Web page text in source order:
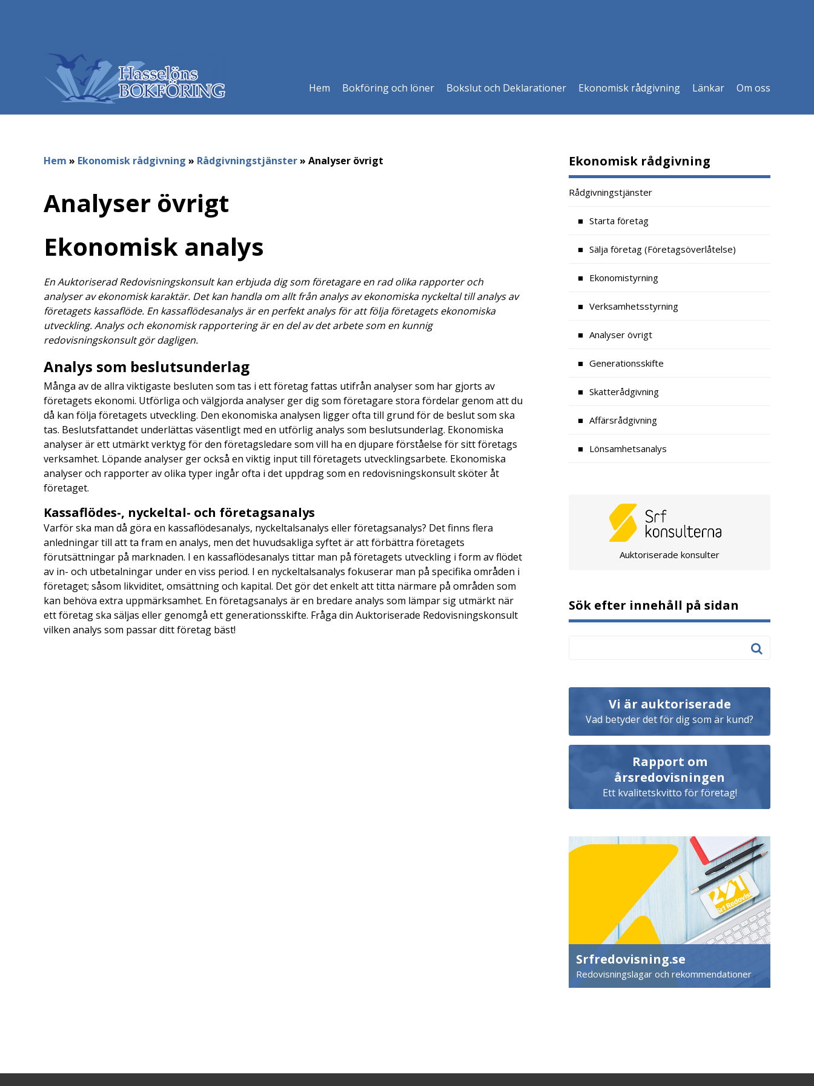
Hem Bokföring och löner Bokslut och Deklarationer Ekonomisk rådgivning Länkar Om oss
Hem » Ekonomisk rådgivning » Rådgivningstjänster» Analyser övrigt
Analyser övrigt
Ekonomisk analys
En Auktoriserad Redovisningskonsult kan erbjuda dig som företagare en rad olika rapporter och
analyser av ekonomisk karaktär. Det kan handla om allt från analys av ekonomiska nyckeltal till analys av
företagets kassaflöde. En kassaflödesanalys är en perfekt analys för att följa företagets ekonomiska
utveckling. Analys och ekonomisk rapportering är en del av det arbete som en kunnig
redovisningskonsult gör dagligen.
Analys som beslutsunderlag
Många av de allra viktigaste besluten som tas i ett företag fattas utifrån analyser som har gjorts av
företagets ekonomi. Utförliga och välgjorda analyser ger dig som företagare stora fördelar genom att du
då kan följa företagets utveckling. Den ekonomiska analysen ligger ofta till grund för de beslut som ska
tas. Beslutsfattandet underlättas väsentligt med en utförlig analys som beslutsunderlag. Ekonomiska
analyser är ett utmärkt verktyg för den företagsledare som vill ha en djupare förståelse för sitt företags
verksamhet. Löpande analyser ger också en viktig input till företagets utvecklingsarbete. Ekonomiska
analyser och rapporter av olika typer ingår ofta i det uppdrag som en redovisningskonsult sköter åt
företaget.
Kassaflödes-, nyckeltal- och företagsanalys
Varför ska man då göra en kassaflödesanalys, nyckeltalsanalys eller företagsanalys? Det finns flera
anledningar till att ta fram en analys, men det huvudsakliga syftet är att förbättra företagets
förutsättningar på marknaden. I en kassaflödesanalys tittar man på företagets utveckling i form av flödet
av in- och utbetalningar under en viss period. I en nyckeltalsanalys fokuserar man på specifika områden i
företaget; såsom likviditet, omsättning och kapital. Det gör det enkelt att titta närmare på områden som
kan behöva extra uppmärksamhet. En företagsanalys är en bredare analys som lämpar sig utmärkt när
ett företag ska säljas eller genomgå ett generationsskifte. Fråga din Auktoriserade Redovisningskonsult
vilken analys som passar ditt företag bäst!
Ekonomisk rådgivning
Rådgivningstjänster
Starta företag
Sälja företag (Företagsöverlåtelse)
Ekonomistyrning
Verksamhetsstyrning
Analyser övrigt
Generationsskifte
Skatterådgivning
Affärsrådgivning
Lönsamhetsanalys
Auktoriserade konsulter
Sök efter innehåll på sidan
Vi är auktoriserade
Vad betyder det för dig som är kund?
Rapport om
årsredovisningen
Ett kvalitetskvitto för företag!
Srfredovisning.se
Redovisningslagar och rekommendationer